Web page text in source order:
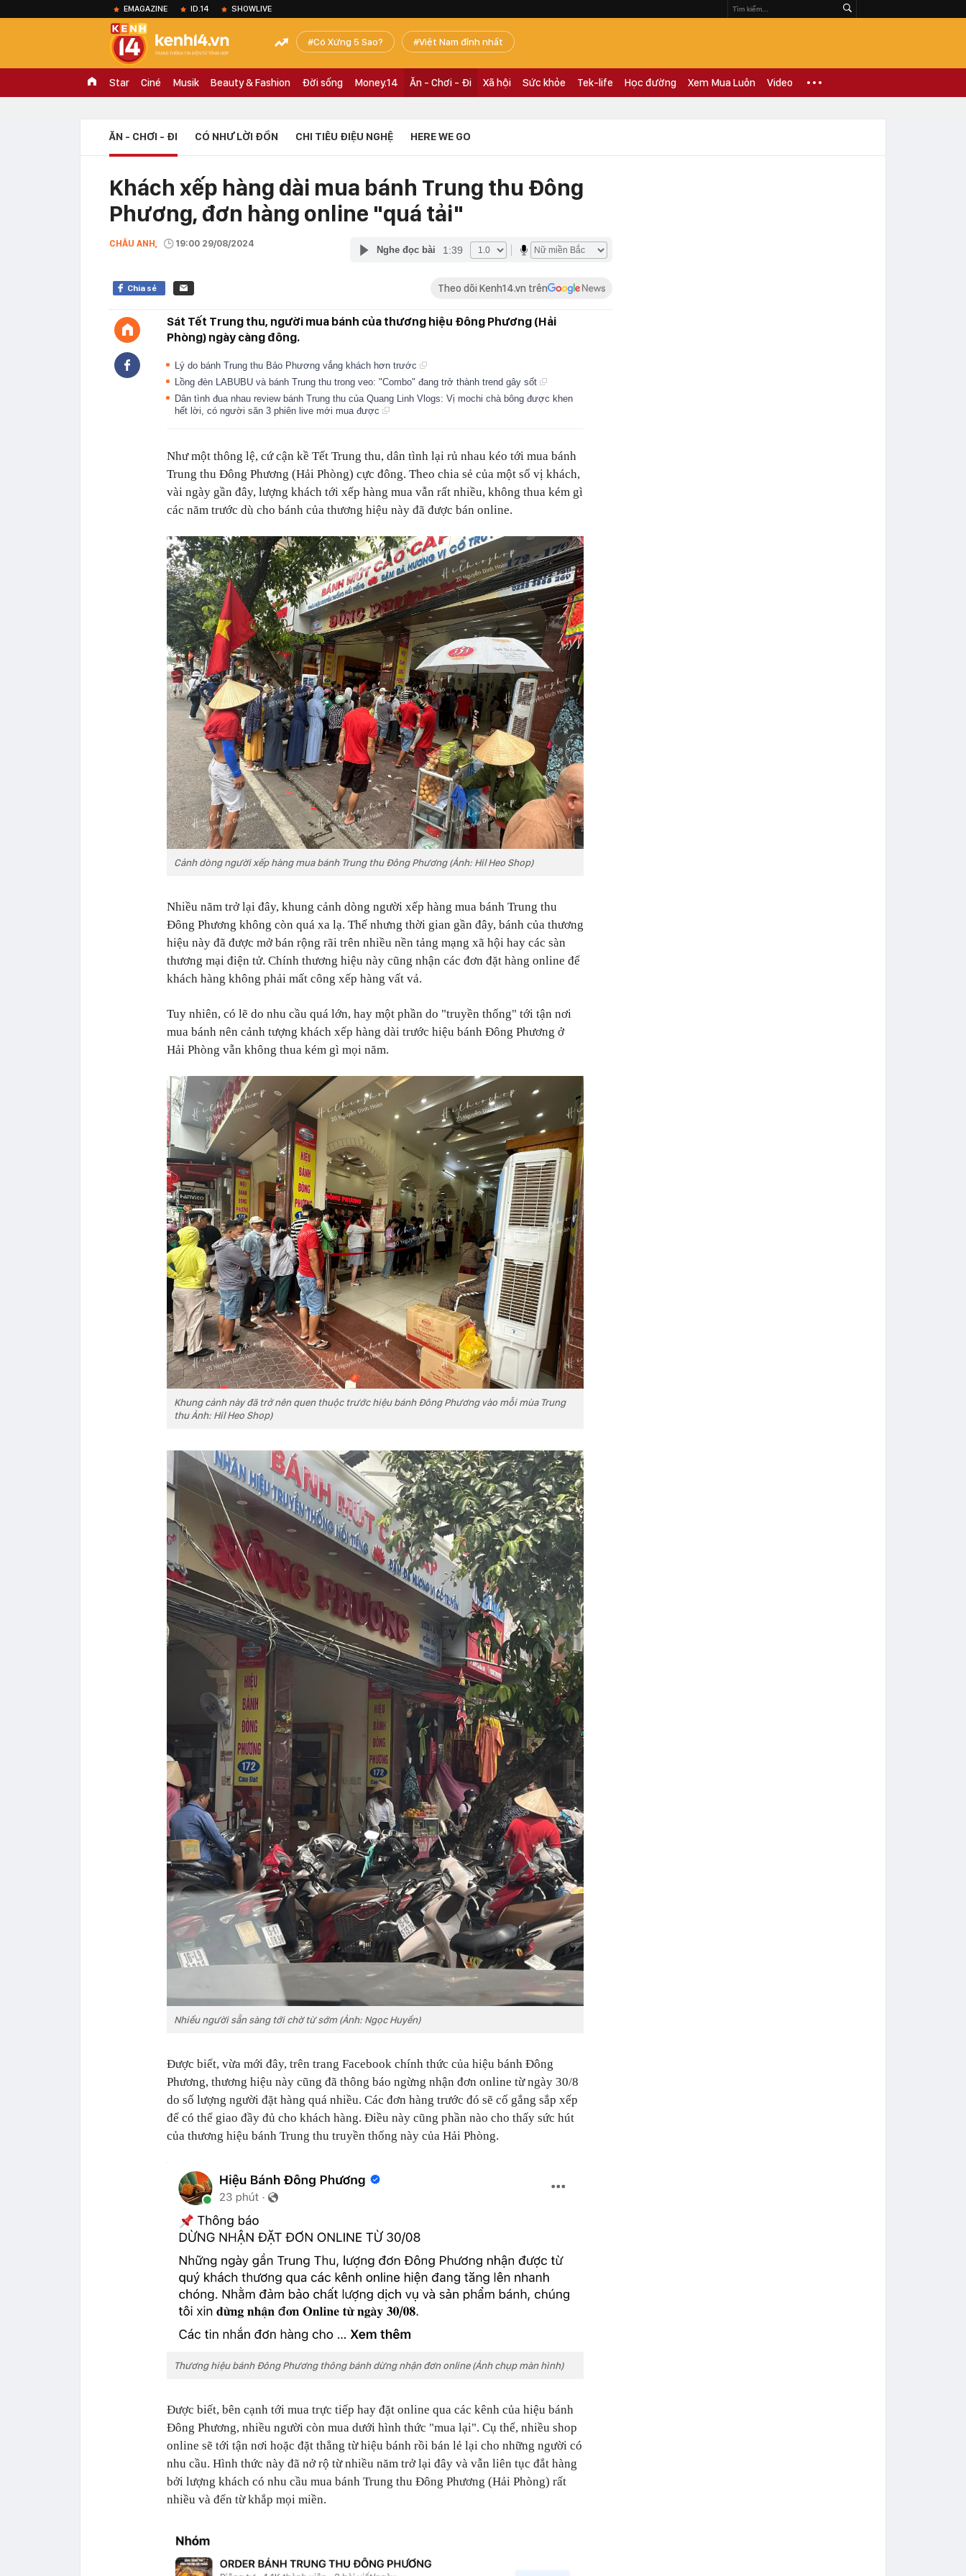
EMAGAZINE ID.14 SHOWLIVE
Có Xứng 5 Sao? Việt Nam đỉnh nhất
Star Ciné Musik Beauty & Fashion Đời sống Money.14 Ăn - Chơi - Đi Xã hội Sức khỏe Tek-life Học đường Xem Mua Luôn Video
ĂN - CHƠI - ĐI CÓ NHƯ LỜI ĐỒN CHI TIÊU ĐIỆU NGHỆ HERE WE GO
Khách xếp hàng dài mua bánh Trung thu Đông
Phương, đơn hàng online "quá tải"
CHÂU ANH, 19:00 29/08/2024
Nghe đọc bài 1:39
Chia sẻ Theo dõi Kenh14.vn trên
Sát Tết Trung thu, người mua bánh của thương hiệu Đông Phương (Hải
Phòng) ngày càng đông.
Lý do bánh Trung thu Bảo Phương vắng khách hơn trước
Lồng đèn LABUBU và bánh Trung thu trong veo: "Combo" đang trở thành trend gây sốt
Dân tình đua nhau review bánh Trung thu của Quang Linh Vlogs: Vị mochi chà bông được khen
hết lời, có người săn 3 phiên live mới mua được
Như một thông lệ, cứ cận kề Tết Trung thu, dân tình lại rủ nhau kéo tới mua bánh
Trung thu Đông Phương (Hải Phòng) cực đông. Theo chia sẻ của một số vị khách,
vài ngày gần đây, lượng khách tới xếp hàng mua vẫn rất nhiều, không thua kém gì
các năm trước dù cho bánh của thương hiệu này đã được bán online.
Cảnh dòng người xếp hàng mua bánh Trung thu Đông Phương (Ảnh: Hil Heo Shop)
Nhiều năm trở lại đây, khung cảnh dòng người xếp hàng mua bánh Trung thu
Đông Phương không còn quá xa lạ. Thế nhưng thời gian gần đây, bánh của thương
hiệu này đã được mở bán rộng rãi trên nhiều nền tảng mạng xã hội hay các sàn
thương mại điện tử. Chính thương hiệu này cũng nhận các đơn đặt hàng online để
khách hàng không phải mất công xếp hàng vất vả.
Tuy nhiên, có lẽ do nhu cầu quá lớn, hay một phần do "truyền thống" tới tận nơi
mua bánh nên cảnh tượng khách xếp hàng dài trước hiệu bánh Đông Phương ở
Hải Phòng vẫn không thua kém gì mọi năm.
Khung cảnh này đã trở nên quen thuộc trước hiệu bánh Đông Phương vào mỗi mùa Trung
thu Ảnh: Hil Heo Shop)
Nhiều người sẵn sàng tới chờ từ sớm (Ảnh: Ngọc Huyền)
Được biết, vừa mới đây, trên trang Facebook chính thức của hiệu bánh Đông
Phương, thương hiệu này cũng đã thông báo ngừng nhận đơn online từ ngày 30/8
do số lượng người đặt hàng quá nhiều. Các đơn hàng trước đó sẽ cố gắng sắp xếp
để có thể giao đầy đủ cho khách hàng. Điều này cũng phần nào cho thấy sức hút
của thương hiệu bánh Trung thu truyền thống này của Hải Phòng.
Thương hiệu bánh Đông Phương thông bánh dừng nhận đơn online (Ảnh chụp màn hình)
Được biết, bên cạnh tới mua trực tiếp hay đặt online qua các kênh của hiệu bánh
Đông Phương, nhiều người còn mua dưới hình thức "mua lại". Cụ thể, nhiều shop
online sẽ tới tận nơi hoặc đặt thẳng từ hiệu bánh rồi bán lẻ lại cho những người có
nhu cầu. Hình thức này đã nở rộ từ nhiều năm trở lại đây và vẫn liên tục đắt hàng
bởi lượng khách có nhu cầu mua bánh Trung thu Đông Phương (Hải Phòng) rất
nhiều và đến từ khắp mọi miền.